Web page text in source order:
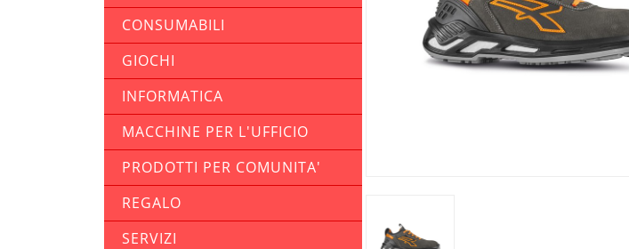
CONSUMABILI
GIOCHI
INFORMATICA
MACCHINE PER L'UFFICIO
PRODOTTI PER COMUNITA'
REGALO
SERVIZI